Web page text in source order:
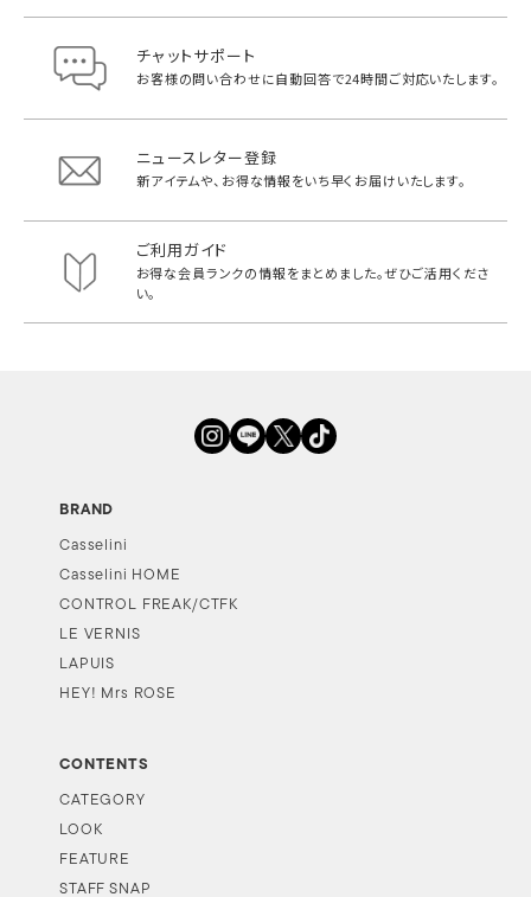
チャットサポート
お客様の問い合わせに自動回答で24時間ご対応いたします。
ニュースレター登録
新アイテムや、お得な情報をいち早く お届けいたします。
ご利用ガイド
お得な会員ランクの情報をまとめました。ぜひご活用くださ
い。
BRAND
Casselini
Casselini HOME
CONTROL FREAK/CTFK
LE VERNIS
LAPUIS
HEY! Mrs ROSE
CONTENTS
CATEGORY
LOOK
FEATURE
STAFF SNAP